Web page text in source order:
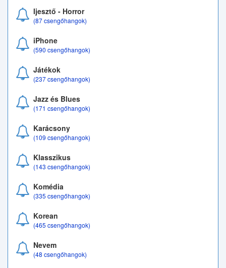
Ijesztő - Horror
(87 csengőhangok)
iPhone
(590 csengőhangok)
Játékok
(237 csengőhangok)
Jazz és Blues
(171 csengőhangok)
Karácsony
(109 csengőhangok)
Klasszikus
(143 csengőhangok)
Komédia
(335 csengőhangok)
Korean
(465 csengőhangok)
Nevem
(48 csengőhangok)